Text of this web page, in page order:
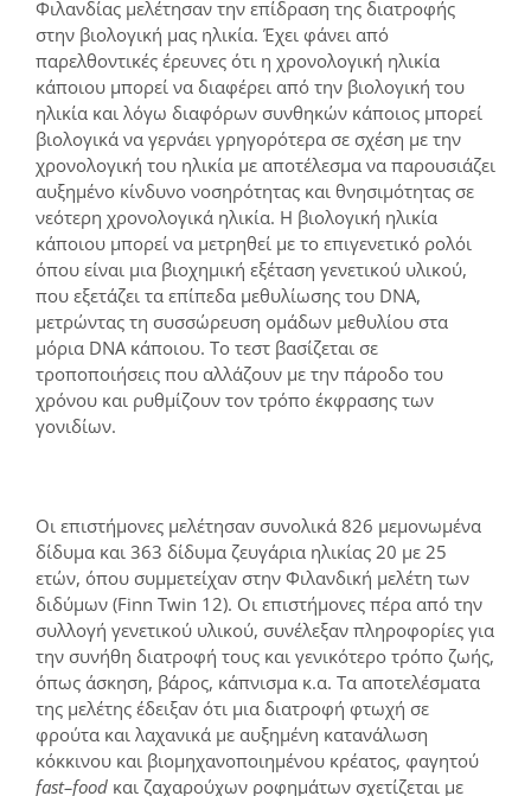
Φιλανδίας μελέτησαν την επίδραση της διατροφής
στην βιολογική μας ηλικία. Έχει φάνει από
παρελθοντικές έρευνες ότι η χρονολογική ηλικία
κάποιου μπορεί να διαφέρει από την βιολογική του
ηλικία και λόγω διαφόρων συνθηκών κάποιος μπορεί
βιολογικά να γερνάει γρηγορότερα σε σχέση με την
χρονολογική του ηλικία με αποτέλεσμα να παρουσιάζει
αυξημένο κίνδυνο νοσηρότητας και θνησιμότητας σε
νεότερη χρονολογικά ηλικία. Η βιολογική ηλικία
κάποιου μπορεί να μετρηθεί με το επιγενετικό ρολόι
όπου είναι μια βιοχημική εξέταση γενετικού υλικού,
που εξετάζει τα επίπεδα μεθυλίωσης του DNA,
μετρώντας τη συσσώρευση ομάδων μεθυλίου στα
μόρια DNA κάποιου. Το τεστ βασίζεται σε
τροποποιήσεις που αλλάζουν με την πάροδο του
χρόνου και ρυθμίζουν τον τρόπο έκφρασης των
γονιδίων.
Οι επιστήμονες μελέτησαν συνολικά 826 μεμονωμένα
δίδυμα και 363 δίδυμα ζευγάρια ηλικίας 20 με 25
ετών, όπου συμμετείχαν στην Φιλανδική μελέτη των
διδύμων (Finn Twin 12). Οι επιστήμονες πέρα από την
συλλογή γενετικού υλικού, συνέλεξαν πληροφορίες για
την συνήθη διατροφή τους και γενικότερο τρόπο ζωής,
όπως άσκηση, βάρος, κάπνισμα κ.α. Τα αποτελέσματα
της μελέτης έδειξαν ότι μια διατροφή φτωχή σε
φρούτα και λαχανικά με αυξημένη κατανάλωση
κόκκινου και βιομηχανοποιημένου κρέατος, φαγητού
fast–food και ζαχαρούχων ροφημάτων σχετίζεται με